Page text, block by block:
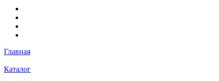
Главная
Каталог